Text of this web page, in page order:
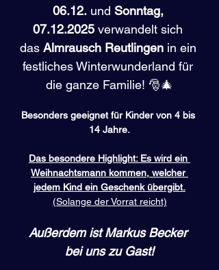
06.12. und Sonntag,
07.12.2025 verwandelt sich
das Almrausch Reutlingen in ein
festliches Winterwunderland für
die ganze Familie! 🎅🎄
Besonders geeignet für Kinder von 4 bis
14 Jahre.
Das besondere Highlight: Es wird ein
Weihnachtsmann kommen, welcher
jedem Kind ein Geschenk übergibt.
(Solange der Vorrat reicht)
Außerdem ist Markus Becker
bei uns zu Gast!